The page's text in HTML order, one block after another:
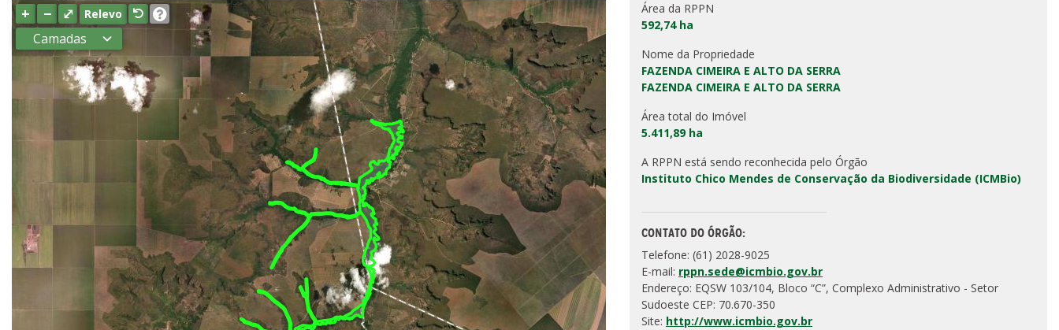
+ − ⤢ Relevo
Camadas
Estados
Municípios
Terras
(FUNAI)
UC Estaduais
Municipais
Hidrografia
1:1.000.000
Biomas
Área da RPPN
592,74 ha
Nome da Propriedade
FAZENDA CIMEIRA E ALTO DA SERRA
FAZENDA CIMEIRA E ALTO DA SERRA
Área total do Imóvel
5.411,89 ha
A RPPN está sendo reconhecida pelo Órgão
Instituto Chico Mendes de Conservação da Biodiversidade (ICMBio)
CONTATO DO ÓRGÃO:
Telefone: (61) 2028-9025
E-mail: rppn.sede@icmbio.gov.br
Endereço: EQSW 103/104, Bloco “C”, Complexo Administrativo - Setor
Sudoeste CEP: 70.670-350
Site: http://www.icmbio.gov.br